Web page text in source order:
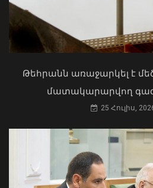
Հրդեհի ահազանգ Սայաթ-
պողոտայում. շենքից
բնակիչ
08 Օգոստոս, 2026 19:34
Ի՞նչ ուղերձ էր ոտքի
Աղաջանյանը` ընդդիմությանը
02 Օգոստոս, 2026 15:22
Թեհրանն առաջարկել է
մատակարարվող
25 Հուլիս,